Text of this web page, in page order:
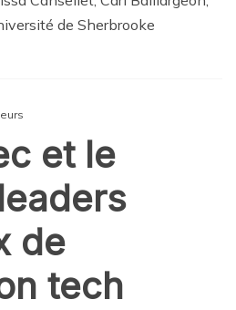
de Sherbrooke
et le
de
tech